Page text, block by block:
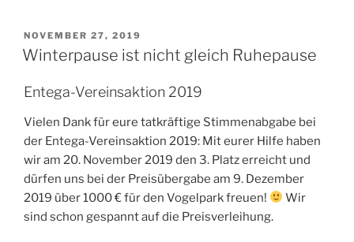
VERÖFFENTLICHT
AM
NOVEMBER 27, 2019
Winterpause ist nicht gleich Ruhepause
Entega-Vereinsaktion 2019
Vielen Dank für eure tatkräftige Stimmenabgabe bei
der Entega-Vereinsaktion 2019: Mit eurer Hilfe haben
wir am 20. November 2019 den 3. Platz erreicht und
dürfen uns bei der Preisübergabe am 9. Dezember
2019 über 1000 € für den Vogelpark freuen!
Wir
sind schon gespannt auf die Preisverleihung.